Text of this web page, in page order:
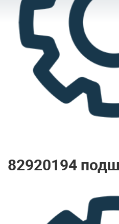
82920194